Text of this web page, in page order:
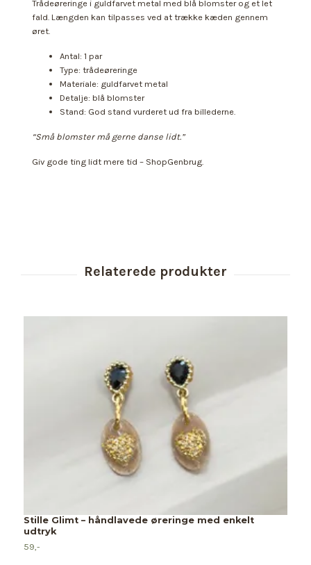
Trådeøreringe i guldfarvet metal med blå blomster og et let
fald. Længden kan tilpasses ved at trække kæden gennem
øret.
Antal: 1 par
Type: trådeøreringe
Materiale: guldfarvet metal
Detalje: blå blomster
Stand: God stand vurderet ud fra billederne.
“Små blomster må gerne danse lidt.”
Giv gode ting lidt mere tid – ShopGenbrug.
Stille Glimt – håndlavede øreringe med enkelt
udtryk
59,-